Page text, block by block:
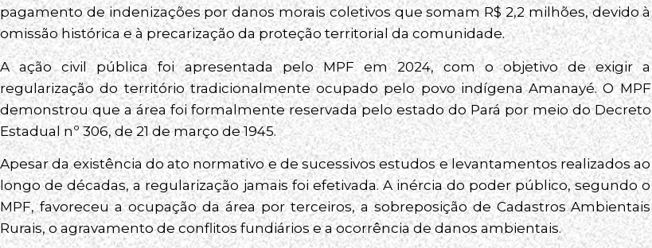
pagamento de indenizações por danos morais coletivos que somam R$ 2,2 milhões, devido à
omissão histórica e à precarização da proteção territorial da comunidade.
A ação civil pública foi apresentada pelo MPF em 2024, com o objetivo de exigir a
regularização do território tradicionalmente ocupado pelo povo indígena Amanayé. O MPF
demonstrou que a área foi formalmente reservada pelo estado do Pará por meio do Decreto
Estadual nº 306, de 21 de março de 1945.
Apesar da existência do ato normativo e de sucessivos estudos e levantamentos realizados ao
longo de décadas, a regularização jamais foi efetivada. A inércia do poder público, segundo o
MPF, favoreceu a ocupação da área por terceiros, a sobreposição de Cadastros Ambientais
Rurais, o agravamento de conflitos fundiários e a ocorrência de danos ambientais.